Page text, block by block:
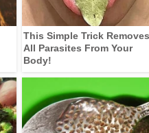
This Simple Trick Removes
All Parasites From Your
Body!